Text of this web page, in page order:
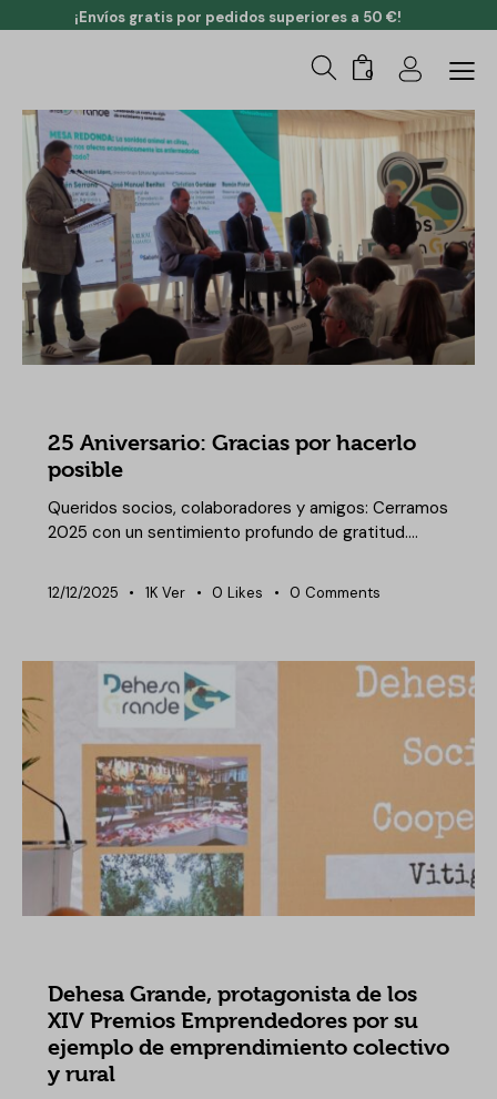
¡Envíos gratis por pedidos superiores a 50 €!
0
25 Aniversario: Gracias por hacerlo
posible
Queridos socios, colaboradores y amigos: Cerramos
2025 con un sentimiento profundo de gratitud.…
12/12/2025 1K Ver 0 Likes 0 Comments
Dehesa Grande, protagonista de los
XIV Premios Emprendedores por su
ejemplo de emprendimiento colectivo
y rural